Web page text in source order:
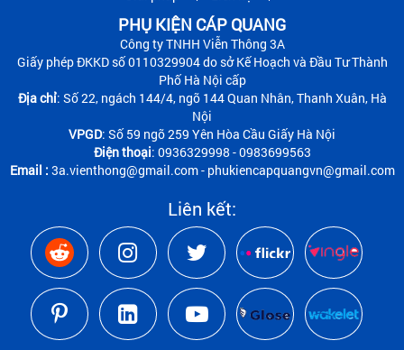
PHỤ KIỆN CÁP QUANG
Công ty TNHH Viễn Thông 3A
Giấy phép ĐKKD số 0110329904 do sở Kế Hoạch và Đầu Tư Thành
Phố Hà Nội cấp
Địa chỉ: Số 22, ngách 144/4, ngõ 144 Quan Nhân, Thanh Xuân, Hà
Nội
VPGD: Số 59 ngõ 259 Yên Hòa Cầu Giấy Hà Nội
Điện thoại: 0936329998 - 0983699563
Email : 3a.vienthong@gmail.com - phukiencapquangvn@gmail.com
Liên kết: